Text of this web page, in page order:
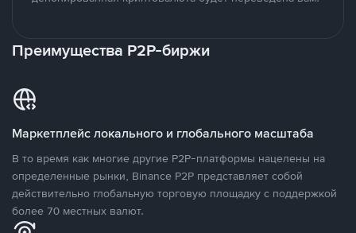
Преимущества P2P-биржи
Маркетплейс локального и глобального масштаба
В то время как многие другие P2P-платформы нацелены на
определенные рынки, Binance P2P представляет собой
действительно глобальную торговую площадку с поддержкой
более 70 местных валют.